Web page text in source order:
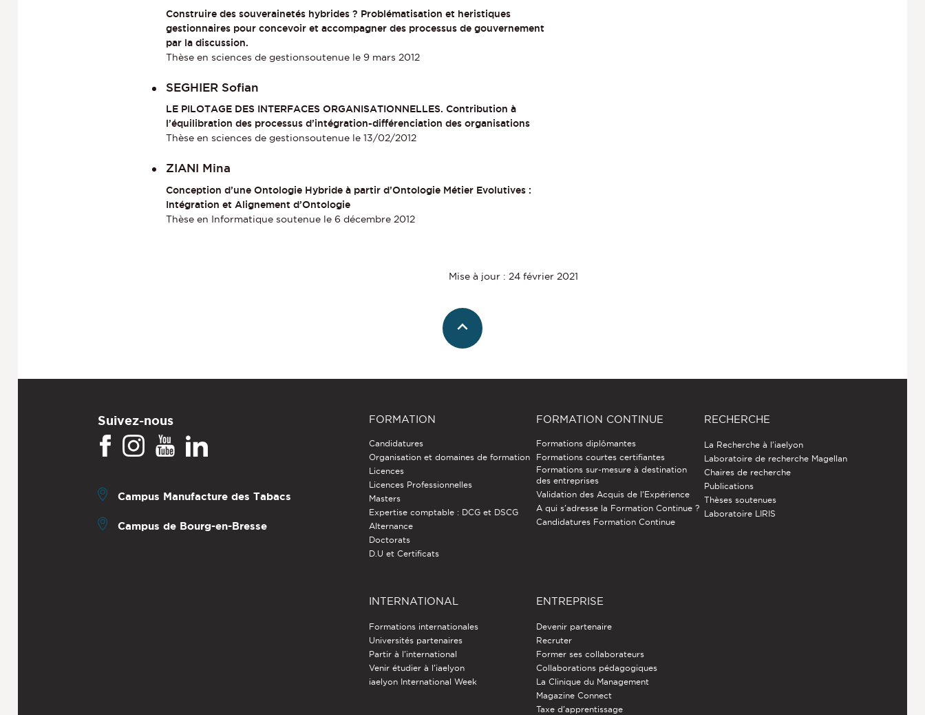
Construire des souverainetés hybrides ? Problématisation et heristiques
gestionnaires pour concevoir et accompagner des processus de gouvernement
par la discussion.
Thèse en sciences de gestionsoutenue le 9 mars 2012
SEGHIER Sofian
LE PILOTAGE DES INTERFACES ORGANISATIONNELLES. Contribution à
l’équilibration des processus d’intégration-différenciation des organisations
Thèse en sciences de gestionsoutenue le 13/02/2012
ZIANI Mina
Conception d’une Ontologie Hybride à partir d’Ontologie Métier Evolutives :
Intégration et Alignement d’Ontologie
Thèse en Informatique soutenue le 6 décembre 2012
Mise à jour : 24 février 2021
Suivez-nous
Campus Manufacture des Tabacs
Campus de Bourg-en-Bresse
FORMATION
Candidatures
Organisation et domaines de formation
Licences
Licences Professionnelles
Masters
Expertise comptable : DCG et DSCG
Alternance
Doctorats
D.U et Certificats
FORMATION CONTINUE
Formations diplômantes
Formations courtes certifiantes
Formations sur-mesure à destination
des entreprises
Validation des Acquis de l’Expérience
A qui s'adresse la Formation Continue ?
Candidatures Formation Continue
RECHERCHE
La Recherche à l'iaelyon
Laboratoire de recherche Magellan
Chaires de recherche
Publications
Thèses soutenues
Laboratoire LIRIS
INTERNATIONAL
Formations internationales
Universités partenaires
Partir à l'international
Venir étudier à l’iaelyon
iaelyon International Week
ENTREPRISE
Devenir partenaire
Recruter
Former ses collaborateurs
Collaborations pédagogiques
La Clinique du Management
Magazine Connect
Taxe d'apprentissage